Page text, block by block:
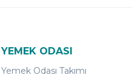
YEMEK ODASI
Yemek Odası Takımı